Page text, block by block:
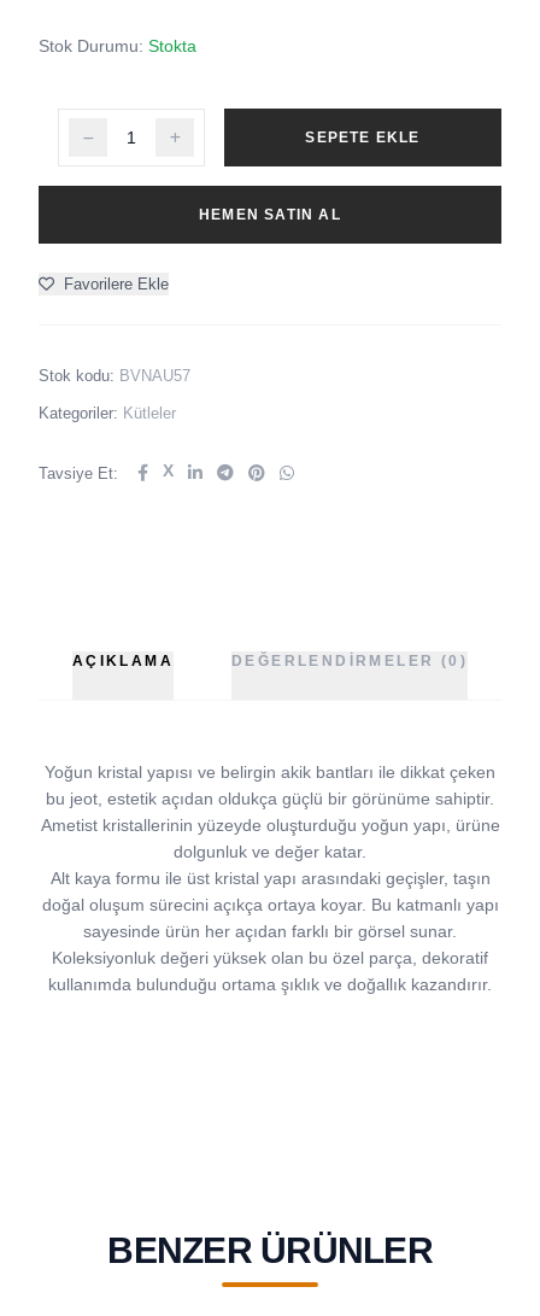
Stok Durumu: Stokta
SEPETE EKLE
HEMEN SATIN AL
Favorilere Ekle
Stok kodu: BVNAU57
Kategoriler: Kütleler
Tavsiye Et: X
AÇIKLAMA DEĞERLENDIRMELER (0)
Yoğun kristal yapısı ve belirgin akik bantları ile dikkat çeken
bu jeot, estetik açıdan oldukça güçlü bir görünüme sahiptir.
Ametist kristallerinin yüzeyde oluşturduğu yoğun yapı, ürüne
dolgunluk ve değer katar.
Alt kaya formu ile üst kristal yapı arasındaki geçişler, taşın
doğal oluşum sürecini açıkça ortaya koyar. Bu katmanlı yapı
sayesinde ürün her açıdan farklı bir görsel sunar.
Koleksiyonluk değeri yüksek olan bu özel parça, dekoratif
kullanımda bulunduğu ortama şıklık ve doğallık kazandırır.
BENZER ÜRÜNLER